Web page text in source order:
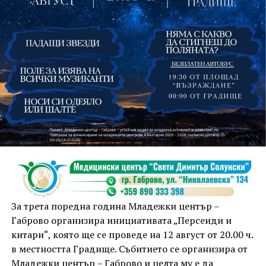
На 13 август организаторите са предвидили
занимания и за здрав дух, и за здраво тяло.
Инструкторката по пилатес и йога Йоанна Петрова
от FitLab ще се погрижи за добрия тонус с групова
тренировка от 19.00 ч., а след това ще има мозъчна
атака с куиз вечер за обща култура. Вечерта ще
приключи с прожекция на новия български
комедиен филм „Брънч за начинаещи“ – в парка,
под звездното дряновско небе.
За трета поредна година Младежки център –
Габрово организира инициативата „Персеиди и
китари“, която ще се проведе на 12 август от 20.00 ч.
в местността Градище. Събитието се организира от
Младежки център – Габрово и целта му е да